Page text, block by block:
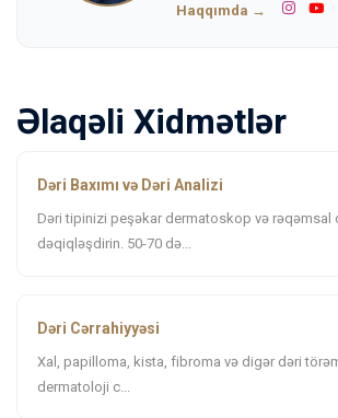
Haqqımda →
Əlaqəli Xidmətlər
Dəri Baxımı və Dəri Analizi
Dəri tipinizi peşəkar dermatoskop və rəqəmsal
dəqiqləşdirin. 50-70 də...
Dəri Cərrahiyyəsi
Xal, papilloma, kista, fibroma və digər dəri
dermatoloji c...